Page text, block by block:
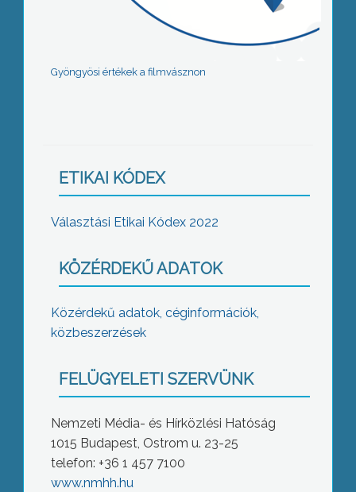
Gyöngyösi értékek a filmvásznon
ETIKAI KÓDEX
Választási Etikai Kódex 2022
KÖZÉRDEKŰ ADATOK
Közérdekű adatok, céginformációk,
közbeszerzések
FELÜGYELETI SZERVÜNK
Nemzeti Média- és Hírközlési Hatóság
1015 Budapest, Ostrom u. 23-25
telefon: +36 1 457 7100
www.nmhh.hu